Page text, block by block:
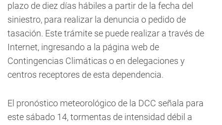
plazo de diez días hábiles a partir de la fecha del
siniestro, para realizar la denuncia o pedido de
tasación. Este trámite se puede realizar a través de
Internet, ingresando a la página web de
Contingencias Climáticas o en delegaciones y
centros receptores de esta dependencia.
El pronóstico meteorológico de la DCC señala para
este sábado 14, tormentas de intensidad débil a